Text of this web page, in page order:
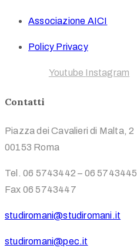
Associazione AICI
Policy Privacy
Youtube Instagram
Contatti
Piazza dei Cavalieri di Malta, 2
00153 Roma
Tel. 06 5743442 – 06 5743445
Fax 06 5743447
studiromani@studiromani.it
studiromani@pec.it